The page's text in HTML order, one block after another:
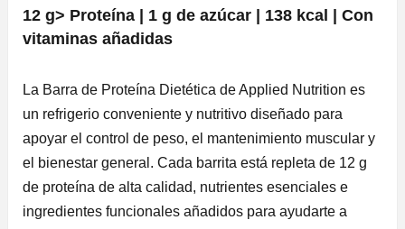
12 g> Proteína | 1 g de azúcar | 138 kcal
Con
vitaminas añadidas
La Barra de Proteína Dietética de Applied Nutrition es
un refrigerio conveniente y nutritivo diseñado para
apoyar el control de peso, el mantenimiento muscular y
el bienestar general. Cada barrita está repleta de 12 g
de proteína de alta calidad, nutrientes esenciales e
ingredientes funcionales añadidos para ayudarte a